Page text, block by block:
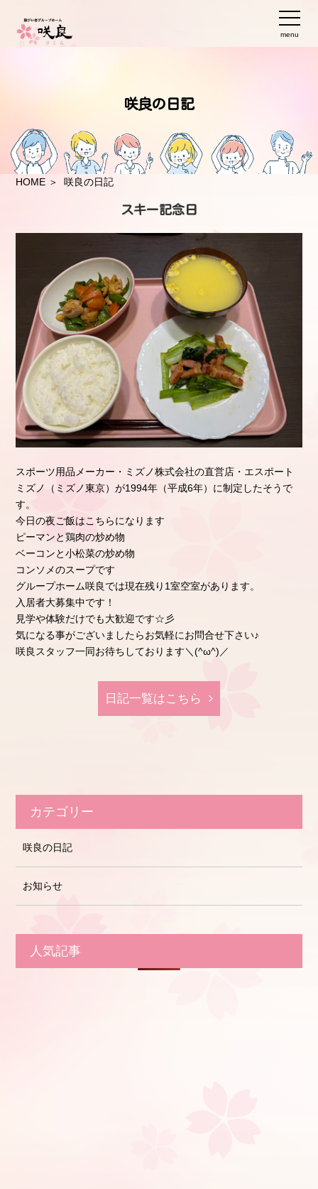
menu
咲良の日記
HOME ＞ 咲良の日記
スキー記念日
スポーツ用品メーカー・ミズノ株式会社の直営店・エスポート
ミズノ（ミズノ東京）が1994年（平成6年）に制定したそうで
す。
今日の夜ご飯はこちらになります
ピーマンと鶏肉の炒め物
ベーコンと小松菜の炒め物
コンソメのスープです
グループホーム咲良では現在残り1室空室があります。
入居者大募集中です！
見学や体験だけでも大歓迎です☆彡
気になる事がございましたらお気軽にお問合せ下さい♪
咲良スタッフ一同お待ちしております＼(^ω^)／
日記⼀覧はこちら
カテゴリー
咲良の日記
お知らせ
人気記事